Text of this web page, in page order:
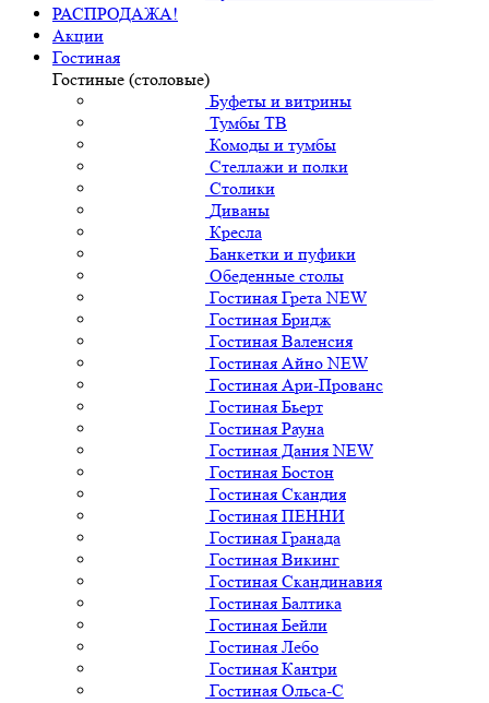
РАСПРОДАЖА!
Акции
Гостиная
Гостиные (столовые)
Буфеты и витрины
Тумбы ТВ
Комоды и тумбы
Стеллажи и полки
Столики
Диваны
Кресла
Банкетки и пуфики
Обеденные столы
Гостиная Грета NEW
Гостиная Бридж
Гостиная Валенсия
Гостиная Айно NEW
Гостиная Ари-Прованс
Гостиная Бьерт
Гостиная Рауна
Гостиная Дания NEW
Гостиная Бостон
Гостиная Скандия
Гостиная ПЕННИ
Гостиная Гранада
Гостиная Викинг
Гостиная Скандинавия
Гостиная Балтика
Гостиная Бейли
Гостиная Лебо
Гостиная Кантри
Гостиная Ольса-С